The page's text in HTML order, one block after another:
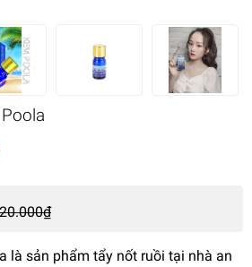
là sản phẩm tẩy nốt ruồi tại nhà an